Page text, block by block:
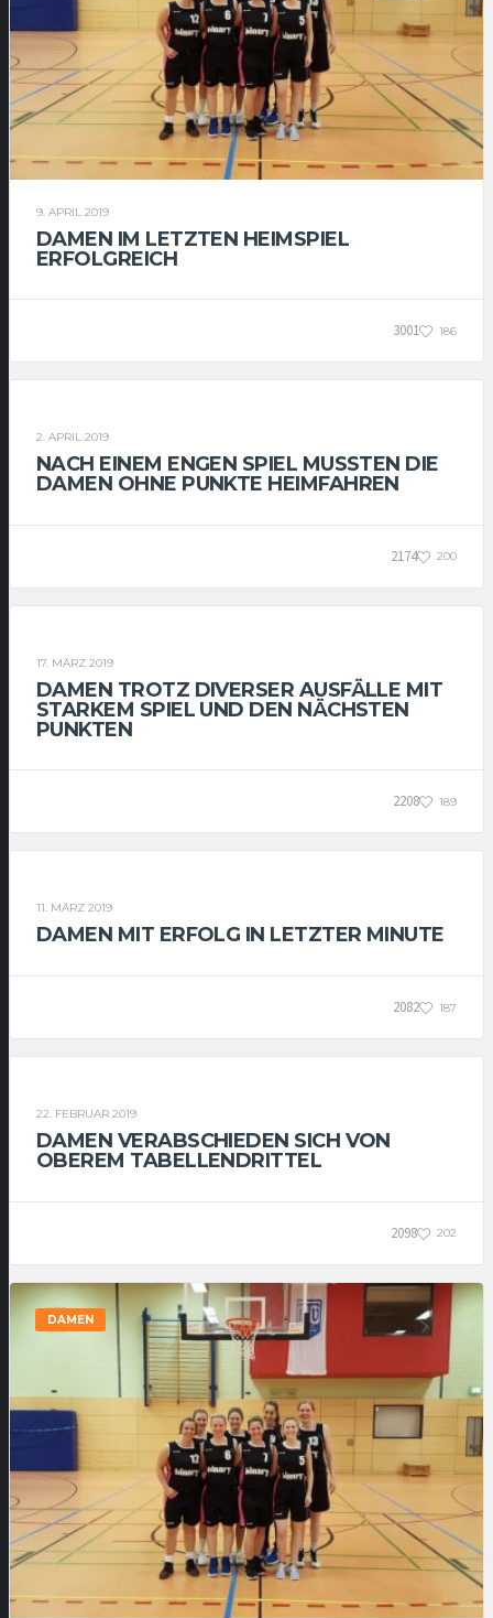
9. APRIL 2019
DAMEN IM LETZTEN HEIMSPIEL
ERFOLGREICH
3001 186
2. APRIL 2019
NACH EINEM ENGEN SPIEL MUSSTEN DIE
DAMEN OHNE PUNKTE HEIMFAHREN
2174 200
17. MÄRZ 2019
DAMEN TROTZ DIVERSER AUSFÄLLE MIT
STARKEM SPIEL UND DEN NÄCHSTEN
PUNKTEN
2208 189
11. MÄRZ 2019
DAMEN MIT ERFOLG IN LETZTER MINUTE
2082 187
22. FEBRUAR 2019
DAMEN VERABSCHIEDEN SICH VON
OBEREM TABELLENDRITTEL
2098 202
DAMEN